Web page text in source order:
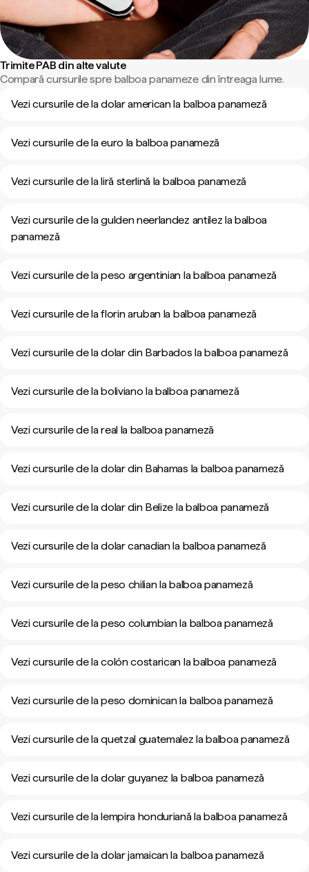
Trimite PAB din alte valute
Compară cursurile spre balboa panameze din întreaga lume.
Vezi cursurile de la dolar american la balboa panameză
Vezi cursurile de la euro la balboa panameză
Vezi cursurile de la liră sterlină la balboa panameză
Vezi cursurile de la gulden neerlandez antilez la balboa
panameză
Vezi cursurile de la peso argentinian la balboa panameză
Vezi cursurile de la florin aruban la balboa panameză
Vezi cursurile de la dolar din Barbados la balboa panameză
Vezi cursurile de la boliviano la balboa panameză
Vezi cursurile de la real la balboa panameză
Vezi cursurile de la dolar din Bahamas la balboa panameză
Vezi cursurile de la dolar din Belize la balboa panameză
Vezi cursurile de la dolar canadian la balboa panameză
Vezi cursurile de la peso chilian la balboa panameză
Vezi cursurile de la peso columbian la balboa panameză
Vezi cursurile de la colón costarican la balboa panameză
Vezi cursurile de la peso dominican la balboa panameză
Vezi cursurile de la quetzal guatemalez la balboa panameză
Vezi cursurile de la dolar guyanez la balboa panameză
Vezi cursurile de la lempira honduriană la balboa panameză
Vezi cursurile de la dolar jamaican la balboa panameză